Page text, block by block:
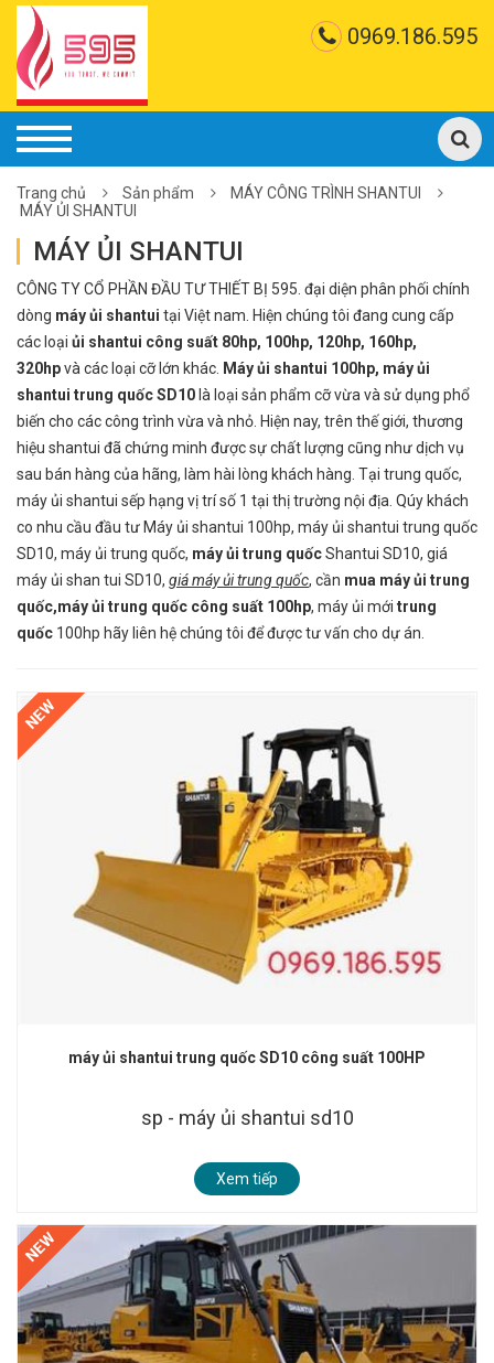
0969.186.595
Trang chủ Sản phẩm
MÁY CÔNG TRÌNH SHANTUI
MÁY ỦI SHANTUI
MÁY ỦI SHANTUI
CÔNG TY CỔ PHẦN ĐẦU TƯ THIẾT BỊ 595. đại diện phân phối chính
dòng máy ủi shantui tại Việt nam. Hiện chúng tôi đang cung cấp
các loại ủi shantui công suất 80hp, 100hp, 120hp, 160hp,
320hpvà các loại cỡ lớn khác. Máy ủi shantui 100hp, máy ủi
shantui trung quốc SD10 là loại sản phẩm cỡ vừa và sử dụng phổ
biến cho các công trình vừa và nhỏ. Hiện nay, trên thế giới, thương
hiệu shantui đã chứng minh được sự chất lượng cũng như dịch vụ
sau bán hàng của hãng, làm hài lòng khách hàng. Tại trung quốc,
máy ủi shantui sếp hạng vị trí số 1 tại thị trường nội địa. Qúy khách
co nhu cầu đầu tư Máy ủi shantui 100hp, máy ủi shantui trung quốc
SD10, máy ủi trung quốc, máy ủi trung quốcShantui SD10, giá
máy ủi shan tui SD10, giá máy ủi trung quốc, cần mua máy ủi trung
quốc,máy ủi trung quốc công suất 100hp, máy ủi mới trung
quốc 100hp hãy liên hệ chúng tôi để được tư vấn cho dự án.
NEW
máy ủi shantui trung quốc SD10 công suất 100HP
sp - máy ủi shantui sd10
Xem tiếp
NEW